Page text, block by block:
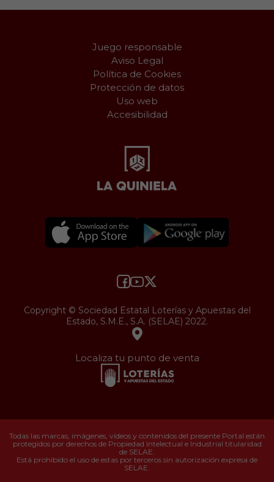
Juego responsable
Aviso Legal
Política de Cookies
Protección de datos
Uso web
Accesibilidad
Copyright © Sociedad Estatal Loterías y Apuestas del
Estado, S.M.E., S.A. (SELAE) 2022.
Localiza tu punto de venta
Todas las marcas, imágenes, vídeos y contenidos del presente Portal están
protegidos por derechos de Propiedad Intelectual e Industrial titularidad
de SELAE.
Está prohibido el uso de estas por terceros sin autorización expresa de
SELAE.